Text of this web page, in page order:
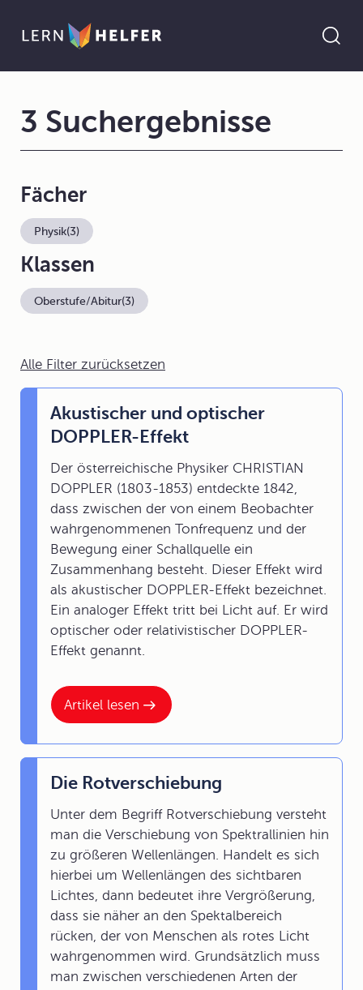
Alle Filter zurücksetzen
Artikel lesen
Akustischer und optischer
DOPPLER-Effekt
Der österreichische Physiker CHRISTIAN
DOPPLER (1803-1853) entdeckte 1842,
dass zwischen der von einem Beobachter
wahrgenommenen Tonfrequenz und der
Bewegung einer Schallquelle ein
Zusammenhang besteht. Dieser Effekt wird
als akustischer DOPPLER-Effekt bezeichnet.
Ein analoger Effekt tritt bei Licht auf. Er wird
optischer oder relativistischer DOPPLER-
Effekt genannt.
Die Rotverschiebung
Unter dem Begriff Rotverschiebung versteht
man die Verschiebung von Spektrallinien hin
zu größeren Wellenlängen. Handelt es sich
hierbei um Wellenlängen des sichtbaren
Lichtes, dann bedeutet ihre Vergrößerung,
dass sie näher an den Spektalbereich
rücken, der von Menschen als rotes Licht
wahrgenommen wird. Grundsätzlich muss
man zwischen verschiedenen Arten der
3 Suchergebnisse
Fächer
Physik(3)
Klassen
Oberstufe/Abitur(3)